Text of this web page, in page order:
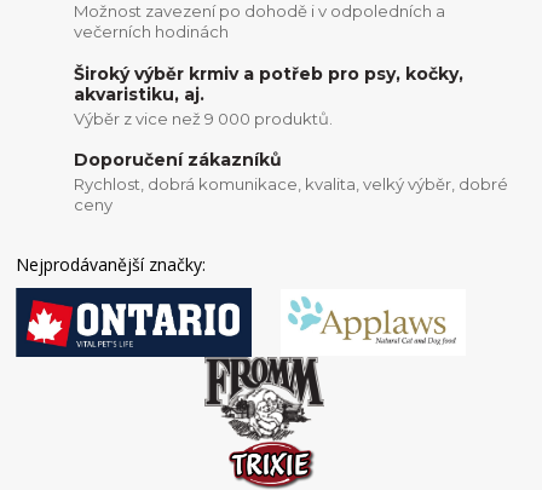
Možnost zavezení po dohodě i v odpoledních a
večerních hodinách
Široký výběr krmiv a potřeb pro psy, kočky,
akvaristiku, aj.
Výběr z vice než 9 000 produktů.
Doporučení zákazníků
Rychlost, dobrá komunikace, kvalita, velký výběr, dobré
ceny
Nejprodávanější značky: